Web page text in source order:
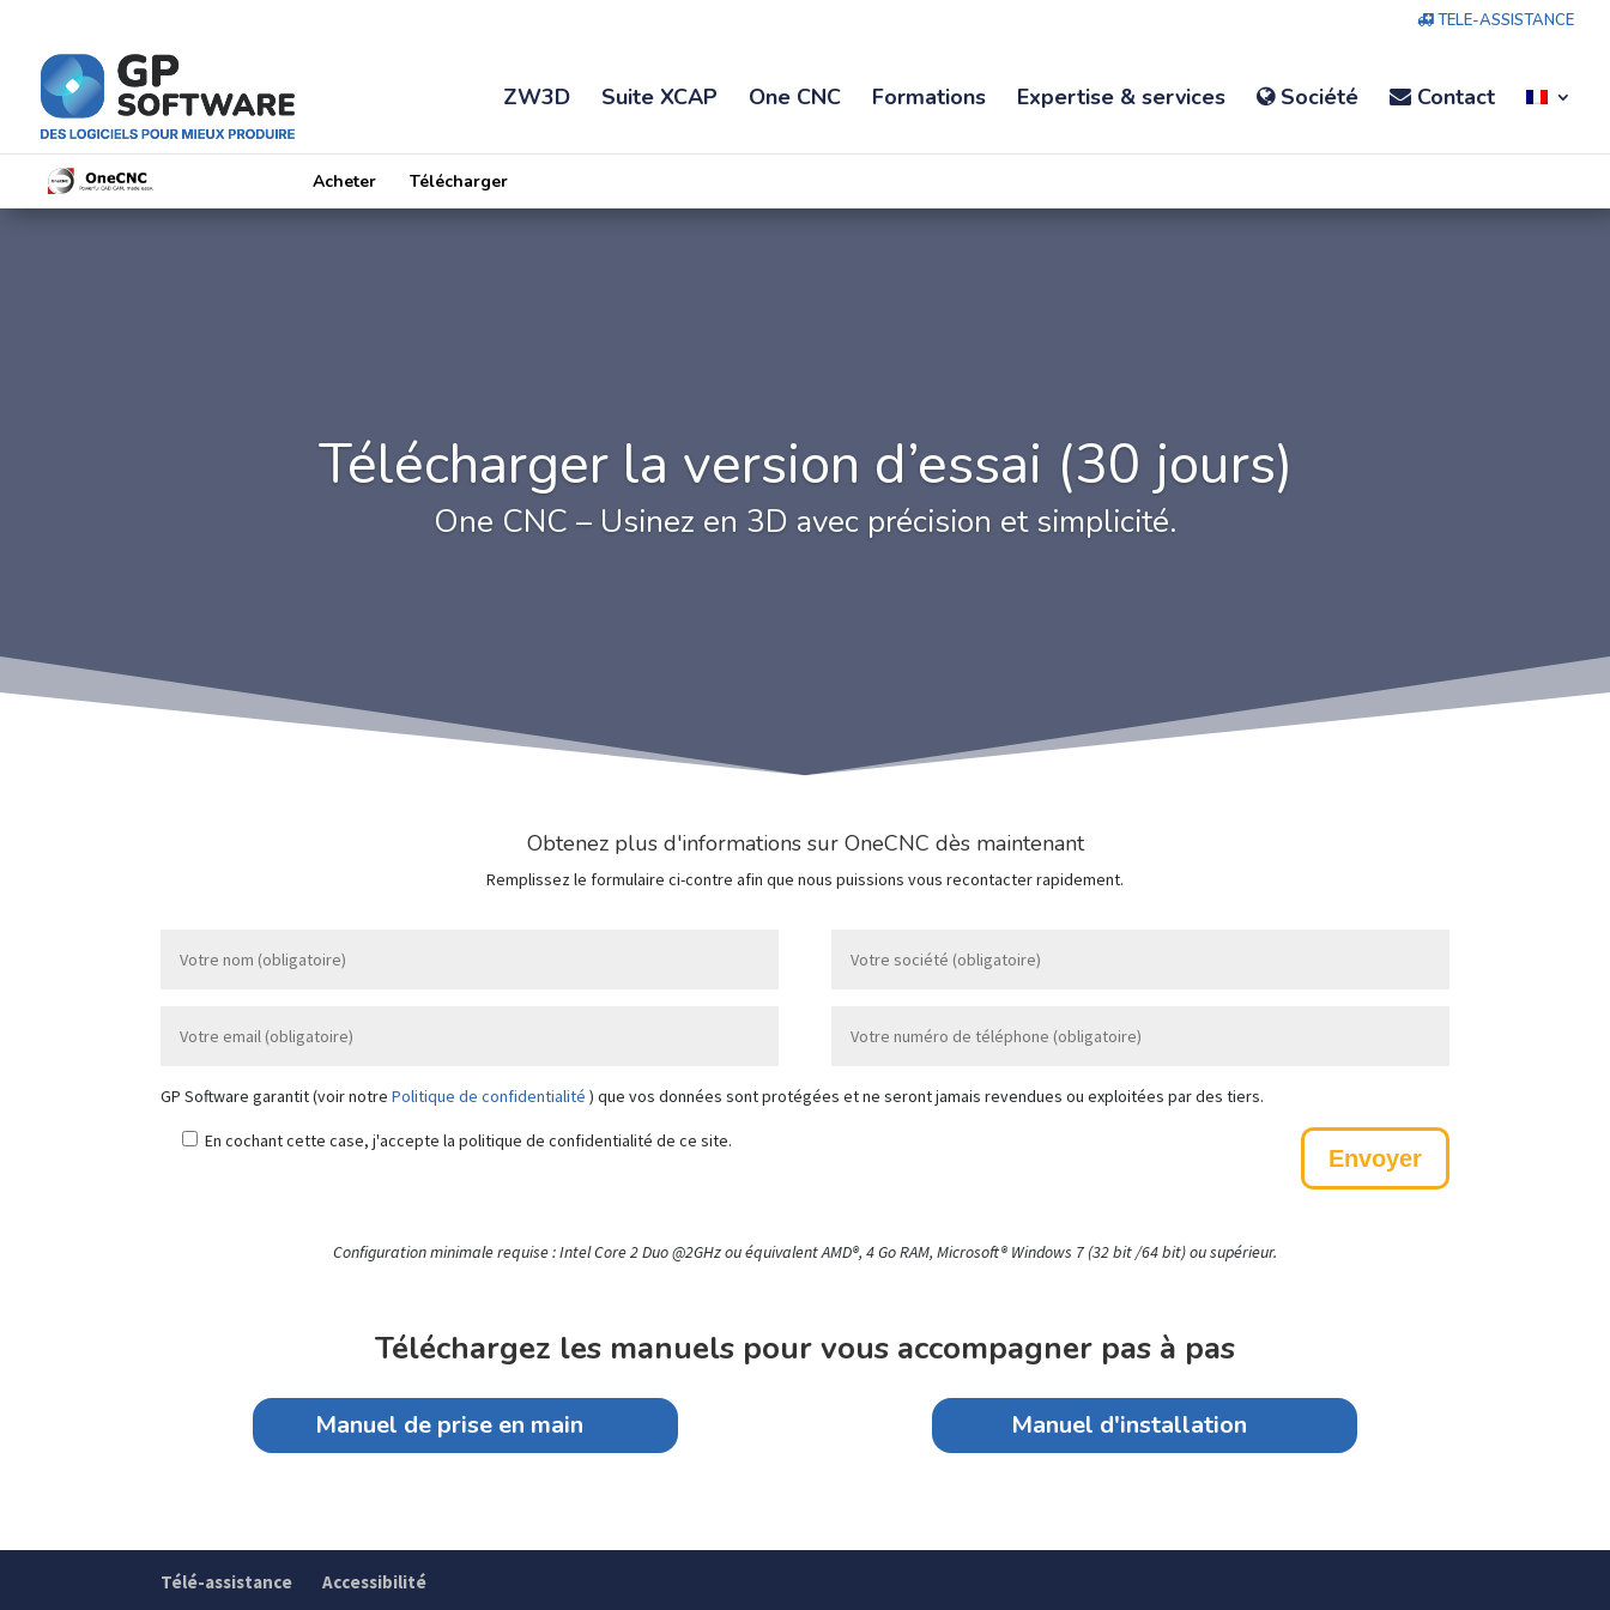
TELE-ASSISTANCE
ZW3D Suite XCAP One CNC Formations Expertise & services Société Contact
Acheter Télécharger
Télécharger la version d’essai (30 jours)
One CNC – Usinez en 3D avec précision et simplicité.
Obtenez plus d'informations sur OneCNC dès maintenant
Remplissez le formulaire ci-contre afin que nous puissions vous recontacter rapidement.
GP Software garantit (voir notrePolitique de confidentialité) que vos données sont protégées et ne seront jamais revendues ou exploitées par des tiers.
En cochant cette case, j'accepte la politique de confidentialité de ce site.
Configuration minimale requise : Intel Core 2 Duo @2GHz ou équivalent AMD®, 4 Go RAM, Microsoft® Windows 7 (32 bit /64 bit) ou supérieur.
Téléchargez les manuels pour vous accompagner pas à pas
Manuel de prise en main Manuel d'installation
Télé-assistance Accessibilité